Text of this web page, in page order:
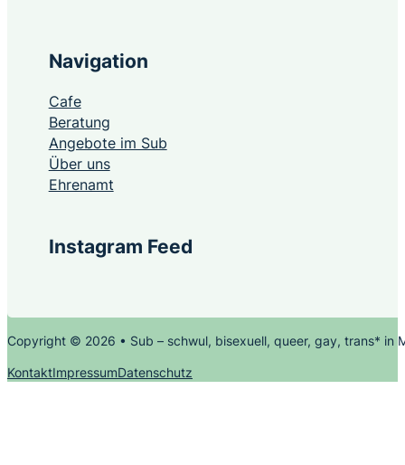
Navigation
Cafe
Beratung
Angebote im Sub
Über uns
Ehrenamt
Instagram Feed
Copyright © 2026 • Sub – schwul, bisexuell, queer, gay, trans* in
KontaktImpressumDatenschutz